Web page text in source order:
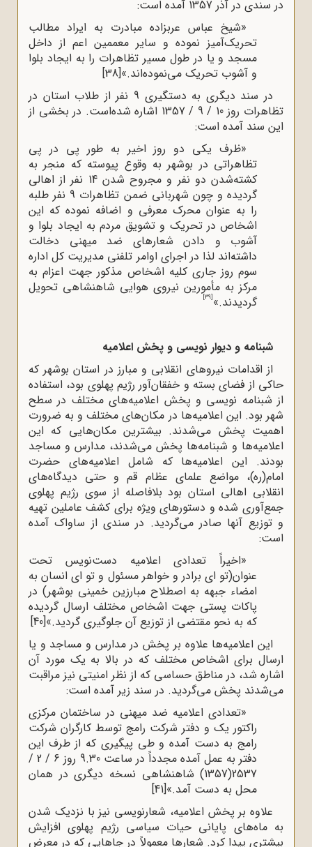
در سندی در آذر 1357 آمده است:
«شیخ عباس عربزاده مبادرت به ایراد مطالب
تحریک‌آمیز نموده و سایر معممین اعم از داخل
مسجد و یا در طول مسیر تظاهرات را به ایجاد بلوا
و آشوب تحریک می‌نموده‌اند.»[38]
در سند دیگری به دستگیری 9 نفر از طلاب استان در
تظاهرات روز 10 / 9 / 1357 اشاره شده‌است. در بخشی از
این سند آمده است:
«ظرف یکی دو روز اخیر به طور پی در پی
تظاهراتی در بوشهر به وقوع پیوسته که منجر به
کشته
شدن دو نفر و مجروح شدن 14 نفر از اهالی
گردیده و چون شهربانی ضمن تظاهرات 9 نفر طلبه
را به عنوان محرک معرفی و اضافه نموده که این
اشخاص در تحریک و تشویق مردم به ایجاد بلوا و
آشوب و دادن شعارهای ضد میهنی دخالت
داشتهاند لذا در اجرای اوامر تلفنی مدیریت کل اداره
سوم روز جاری کلیه اشخاص مذکور جهت اعزام به
مرکز به مأمورین نیروی هوایی شاهنشاهی تحویل
گردیدند.» [39]
شبنامه و دیوار نویسی و پخش اعلامیه
از اقدامات نیروهای انقلابی و مبارز در استان بوشهر که
حاکی از فضای بسته و خفقان‌آور رژیم پهلوی بود، استفاده
از شبنامه نویسی و پخش اعلامیه‌های مختلف در سطح
شهر بود. این اعلامیه‌ها در مکان‌های مختلف و به ضرورت
اهمیت پخش می‌شدند. بیشترین مکان‌هایی که این
اعلامیه‌ها و شبنامه‌ها پخش می‌شدند، مدارس و مساجد
بودند. این اعلامیه‌ها که شامل اعلامیه‌های حضرت
امام(ره)، مواضع علمای عظام قم و حتی دیدگاه‌های
انقلابی اهالی استان بود بلافاصله از سوی رژیم پهلوی
جمع‌آوری شده و دستورهای ویژه برای کشف عاملین تهیه
و توزیع آنها صادر می‌گردید. در سندی از ساواک آمده
است:
«اخیراً تعدادی اعلامیه دست‌نویس تحت
عنوان(تو ای برادر و خواهر مسئول و تو ای انسان به
امضاء جبهه به اصطلاح مبارزین خمینی بوشهر) در
پاکات پستی جهت اشخاص مختلف ارسال گردیده
که به نحو مقتضی از توزیع آن جلوگیری گردید.»[40]
این اعلامیه‌ها علاوه بر پخش در مدارس و مساجد و یا
ارسال برای اشخاص مختلف که در بالا به یک مورد آن
اشاره شد، در مناطق حساسی که از نظر امنیتی نیز مراقبت
می‌شدند پخش می‌گردید. در سند زیر آمده است:
«تعدادی اعلامیه ضد میهنی در ساختمان مرکزی
راکتور یک و دفتر شرکت رامج توسط کارگران شرکت
رامج به دست آمده و طی پیگیری که از طرف این
دفتر به عمل آمده مجدداً در ساعت 9.30 روز 6 / 2 /
2537(1357) شاهنشاهی نسخه دیگری در همان
محل به دست آمد.»[41]
علاوه بر پخش اعلامیه، شعارنویسی نیز با نزدیک شدن
به ماه‌های پایانی حیات سیاسی رژیم پهلوی افزایش
بیشتری پیدا ‌کرد. شعارها معمولاً در جاهایی که در معرض